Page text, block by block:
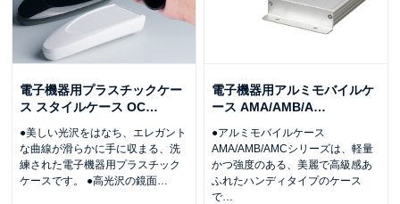
電子機器用プラスチックケー
ス スタイルケース OC…
●美しい光沢をはなち、エレガント
な曲線が滑らかに手に収まる、洗
練された電子機器用プラスチック
ケースです。 ●高光沢の鏡面…
電子機器用アルミモバイルケ
ース AMA/AMB/A…
●アルミモバイルケース
AMA/AMB/AMCシリーズは、軽量
かつ強度のある、美麗で高級感あ
ふれたハンディタイプのケース
で…